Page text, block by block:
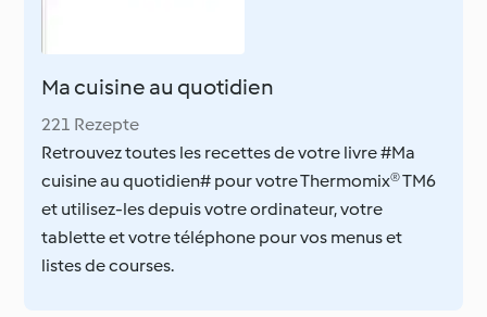
Ma cuisine au quotidien
221 Rezepte
Retrouvez toutes les recettes de votre livre #Ma
cuisine au quotidien# pour votre Thermomix® TM6
et utilisez-les depuis votre ordinateur, votre
tablette et votre téléphone pour vos menus et
listes de courses.